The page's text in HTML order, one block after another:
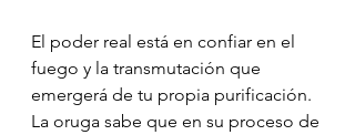
El poder real está en confiar en el
fuego y la transmutación que
emergerá de tu propia purificación.
La oruga sabe que en su proceso de